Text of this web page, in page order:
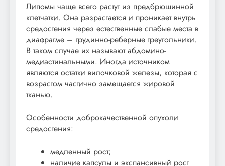
Липомы чаще всего растут из предбрюшинной
клетчатки. Она разрастается и проникает внутрь
средостения через естественные слабые места в
диафрагме – грудинно-реберные треугольники.
В таком случае их называют абдомино-
медиастинальными. Иногда источником
являются остатки вилочковой железы, которая с
возрастом частично замещается жировой
тканью.
Особенности доброкачественной опухоли
средостения:
медленный рост;
наличие капсулы и экспансивный рост